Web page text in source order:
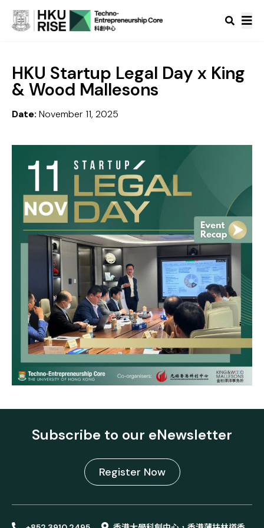
HKU Startup Legal Day x King
& Wood Mallesons
Date: November 11, 2025
Subscribe to our eNewsletter
Register Now